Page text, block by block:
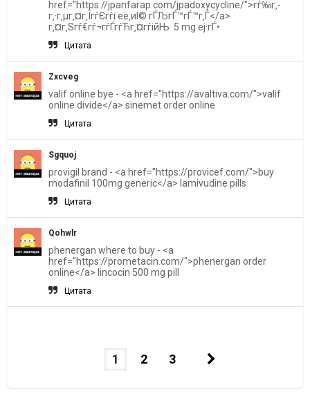
href="https://jpanfarap.com/jpadoxycycline/">гѓ‰г‚­
г‚·г‚µг‚¤г‚ЇгѓЄгѓі её‚иІ© гЃЉгЃ™гЃ™г‚Ѓ</a>
г‚¤г‚Ѕгѓ€гѓ¬гѓЃгѓЋг‚¤гѓійЊ 5 mg еј·гЃ•
Цитата
Zxcveg
valif online bye - <a href="https://avaltiva.com/">valif
online divide</a> sinemet order online
Цитата
Sgquoj
provigil brand - <a href="https://provicef.com/">buy
modafinil 100mg generic</a> lamivudine pills
Цитата
Qohwlr
phenergan where to buy - <a
href="https://prometacin.com/">phenergan order
online</a> lincocin 500 mg pill
Цитата
1 2 3